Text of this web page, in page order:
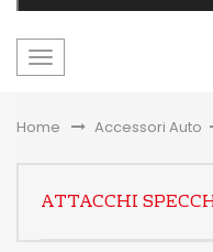
navigazione
Home &gt;Accessori Auto
ATTACCHI